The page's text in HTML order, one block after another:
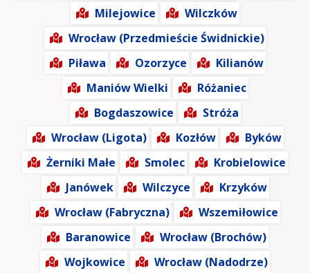
Milejowice
Wilczków
Wrocław (Przedmieście Świdnickie)
Piława
Ozorzyce
Kilianów
Maniów Wielki
Różaniec
Bogdaszowice
Stróża
Wrocław (Ligota)
Kozłów
Byków
Żerniki Małe
Smolec
Krobielowice
Janówek
Wilczyce
Krzyków
Wrocław (Fabryczna)
Wszemiłowice
Baranowice
Wrocław (Brochów)
Wojkowice
Wrocław (Nadodrze)